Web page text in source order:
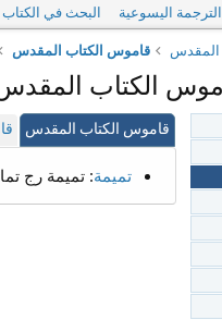
الترجمة اليسوعية البحث في
المقدس قاموس الكتاب المقدس
الكتاب
قاموس الكتاب المقدس
تميمة: تميمة رج